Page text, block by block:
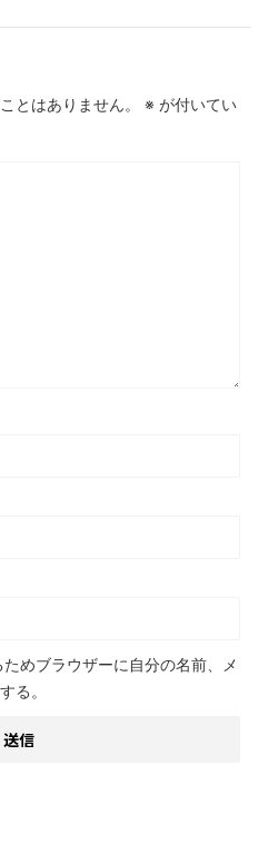
とはありません。 ※ が付いてい
めブラウザーに自分の名前、メ
る。